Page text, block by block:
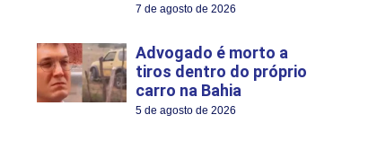
7 de agosto de 2026
Advogado é morto a
tiros dentro do próprio
carro na Bahia
5 de agosto de 2026